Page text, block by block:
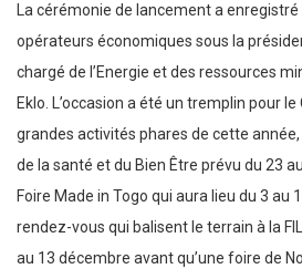
La cérémonie de lancement a
opérateurs économiques sous la
chargé de l’Energie et des ressources
Eklo. L’occasion a été un tremplin pour
grandes activités phares de cette année,
de la santé et du Bien Être prévu du 23
Foire Made in Togo qui aura lieu du 3 au
rendez-vous qui balisent le terrain à la
au 13 décembre avant qu’une foire de